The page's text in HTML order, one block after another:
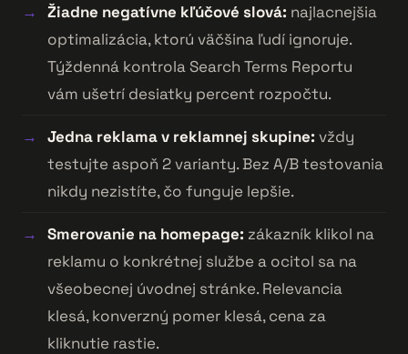
Žiadne negatívne kľúčové slová: najlacnejšia
optimalizácia, ktorú väčšina ľudí ignoruje.
Týždenná kontrola Search Terms Reportu
vám ušetrí desiatky percent rozpočtu.
Jedna reklama v reklamnej skupine: vždy
testujte aspoň 2 varianty. Bez A/B testovania
nikdy nezistíte, čo funguje lepšie.
Smerovanie na homepage: zákazník klikol na
reklamu o konkrétnej službe a ocitol sa na
všeobecnej úvodnej stránke. Relevancia
klesá, konverzný pomer klesá, cena za
kliknutie rastie.